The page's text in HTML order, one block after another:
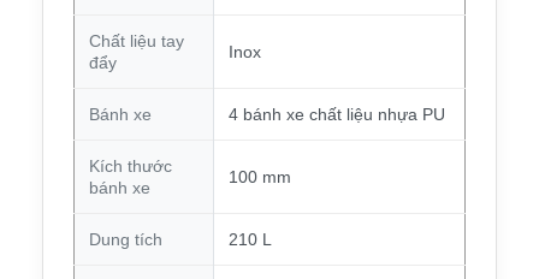
Chất liệu tay
đẩy
Inox
Bánh xe 4 bánh xe chất liệu nhựa PU
Kích thước
bánh xe
100 mm
Dung tích 210 L